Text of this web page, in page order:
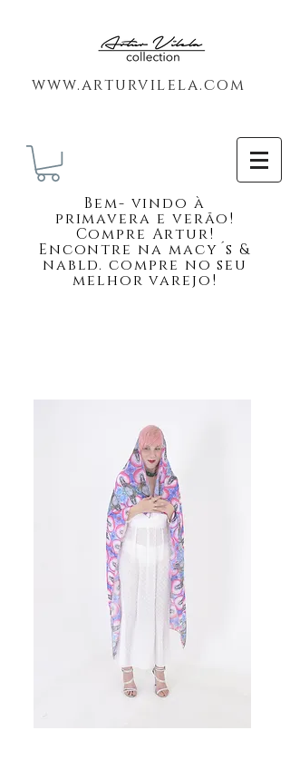
www.arturvilela.com
Bem- vindo à
primavera e verão!
Compre Artur!
Encontre na macy´s &
nabld. compre no seu
melhor varejo!